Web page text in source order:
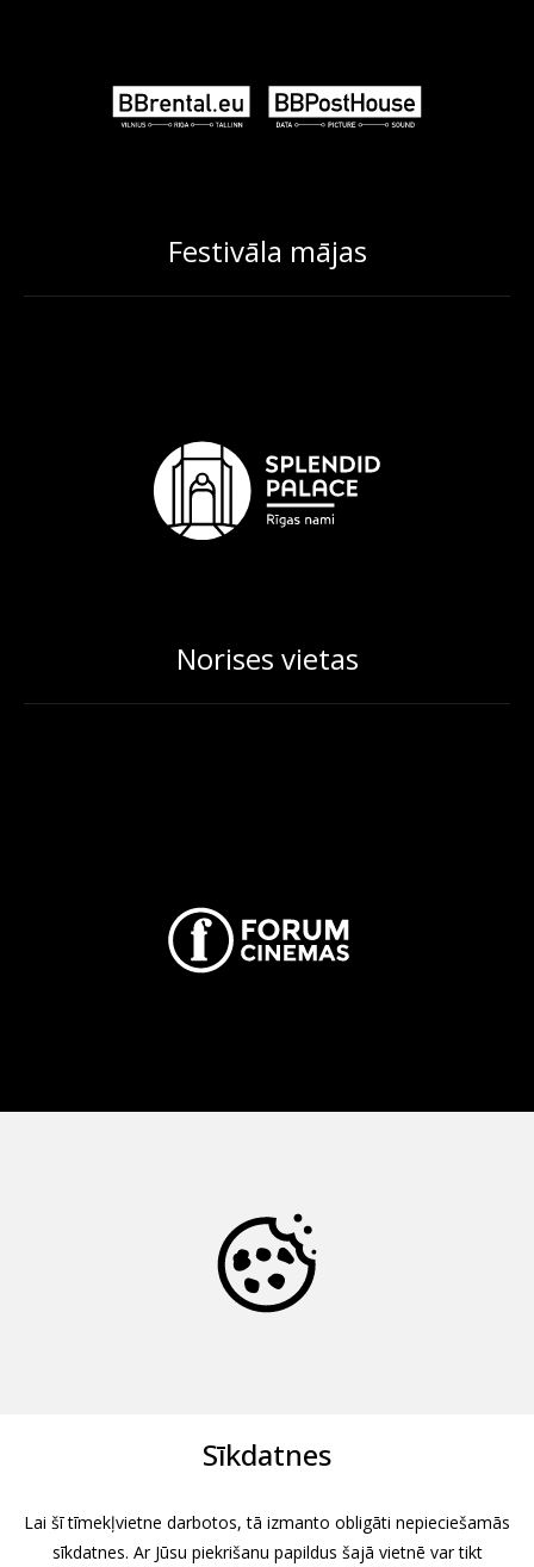
Festivāla mājas
Norises vietas
Sīkdatnes
Lai šī tīmekļvietne darbotos, tā izmanto obligāti nepieciešamās
sīkdatnes. Ar Jūsu piekrišanu papildus šajā vietnē var tikt